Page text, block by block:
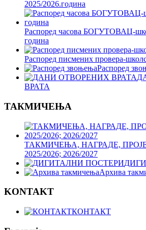
2025/2026.година
Распоред часова БОГУТОВАЦ-
година
Распоред писмених провера-
Распоред
ВРАТА
ТАКМИЧЕЊА
ТАКМИЧЕЊА, НАГРАДЕ,
2025/2026; 2026/2027
Архива
KONTAKT
КОНТАКТ